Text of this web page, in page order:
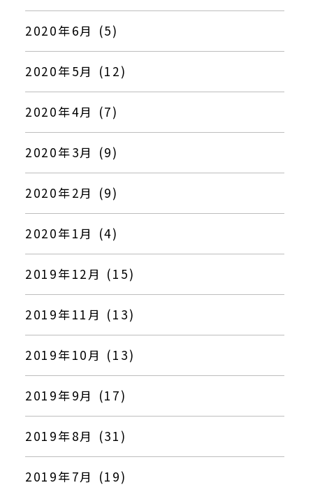
2020年6月 (5)
2020年5月 (12)
2020年4月 (7)
2020年3月 (9)
2020年2月 (9)
2020年1月 (4)
2019年12月 (15)
2019年11月 (13)
2019年10月 (13)
2019年9月 (17)
2019年8月 (31)
2019年7月 (19)